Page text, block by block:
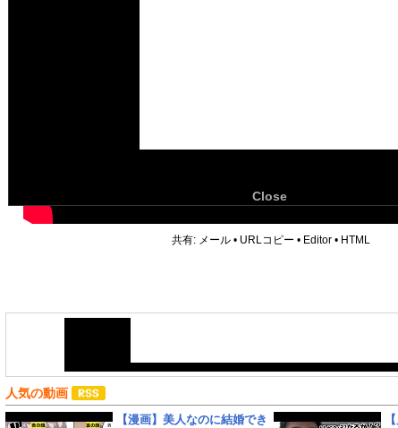
Close
共有: メール • URLコピー • Editor • HTML
人気の動画
【漫画】美人なのに結婚でき